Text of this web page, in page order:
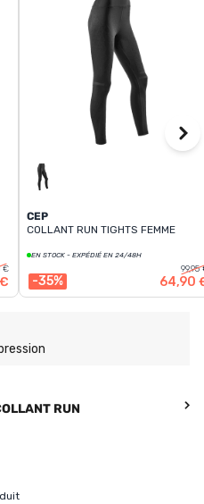
€
CEP
COLLANT RUN TIGHTS FEMME
EN STOCK - EXPÉDIÉ EN 24/48H
-35%
99,95
64,90
RUN